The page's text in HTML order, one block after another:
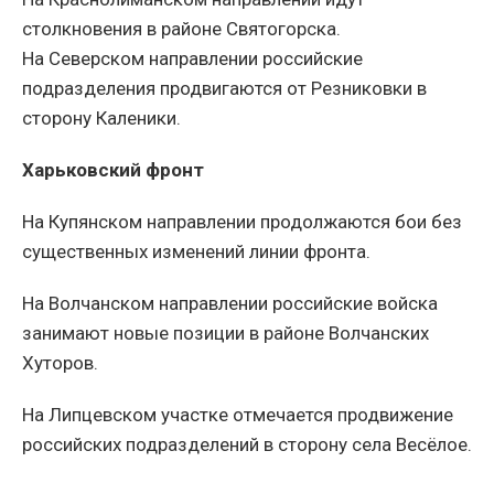
столкновения в районе Святогорска.
На Северском направлении российские
подразделения продвигаются от Резниковки в
сторону Каленики.
Харьковский фронт
На Купянском направлении продолжаются бои без
существенных изменений линии фронта.
На Волчанском направлении российские войска
занимают новые позиции в районе Волчанских
Хуторов.
На Липцевском участке отмечается продвижение
российских подразделений в сторону села Весёлое.